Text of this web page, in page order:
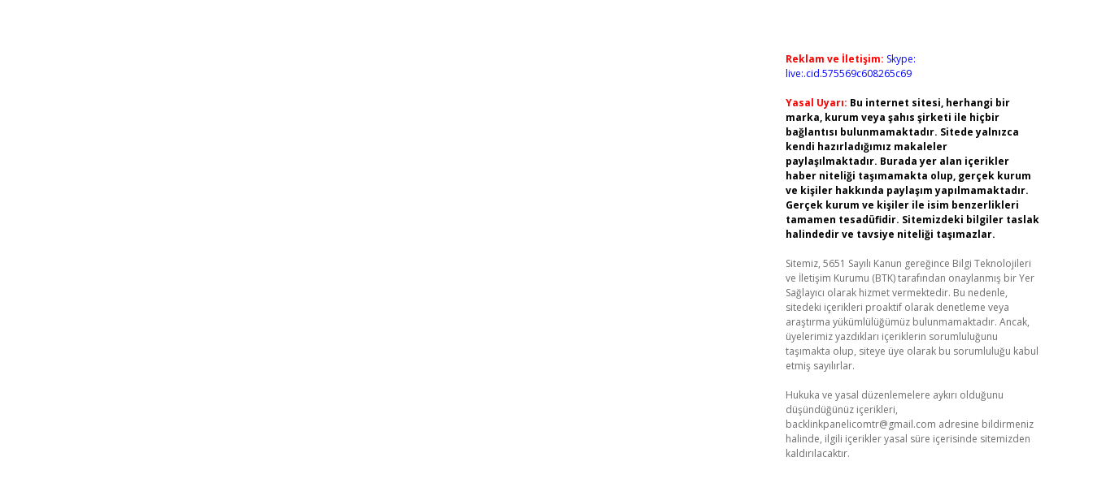
Reklam ve İletişim: Skype:
live:.cid.575569c608265c69
Yasal Uyarı: Bu internet sitesi, herhangi bir
marka, kurum veya şahıs şirketi ile hiçbir
bağlantısı bulunmamaktadır. Sitede yalnızca
kendi hazırladığımız makaleler
paylaşılmaktadır. Burada yer alan içerikler
haber niteliği taşımamakta olup, gerçek kurum
ve kişiler hakkında paylaşım yapılmamaktadır.
Gerçek kurum ve kişiler ile isim benzerlikleri
tamamen tesadüfidir. Sitemizdeki bilgiler taslak
halindedir ve tavsiye niteliği taşımazlar.
Sitemiz, 5651 Sayılı Kanun gereğince Bilgi Teknolojileri
ve İletişim Kurumu (BTK) tarafından onaylanmış bir Yer
Sağlayıcı olarak hizmet vermektedir. Bu nedenle,
sitedeki içerikleri proaktif olarak denetleme veya
araştırma yükümlülüğümüz bulunmamaktadır. Ancak,
üyelerimiz yazdıkları içeriklerin sorumluluğunu
taşımakta olup, siteye üye olarak bu sorumluluğu kabul
etmiş sayılırlar.
Hukuka ve yasal düzenlemelere aykırı olduğunu
düşündüğünüz içerikleri,
backlinkpanelicomtr@gmail.com adresine bildirmeniz
halinde, ilgili içerikler yasal süre içerisinde sitemizden
kaldırılacaktır.